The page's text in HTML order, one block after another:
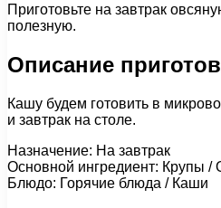
Приготовьте на завтрак
полезную.
Описание
Кашу будем готовить в
и завтрак на столе.
Назначение: На завтрак
Основной ингредиент: Крупы /
Блюдо: Горячие блюда / Каши